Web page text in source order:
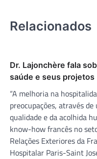
Relacionados
Dr. Lajonchère fala
saúde e seus projetos
“A melhoria na
preocupações, através
qualidade e da acolhida
know-how francês no
Relações Exteriores da
Hospitalar Paris-Saint